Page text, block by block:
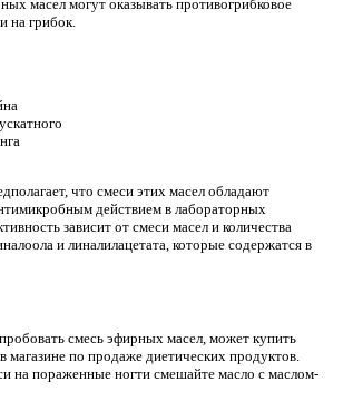
масел могут оказывать противогрибковое
на грибок.
что смеси этих масел обладают
действием в лабораторных
зависит от смеси масел и количества
и линалилацетата, которые содержатся в
смесь эфирных масел, может купить
магазине по продаже диетических продуктов.
на пораженные ногти смешайте масло с маслом-